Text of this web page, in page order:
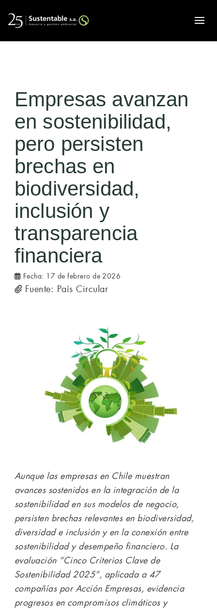
Empresas avanzan
en sostenibilidad,
pero persisten
brechas en
biodiversidad,
inclusión y
transparencia
financiera
Fecha: 17 de febrero de 2026
Fuente: País Circular
Aunque las empresas en Chile muestran
avances sostenidos en la integración de la
sostenibilidad en sus modelos de negocio,
persisten brechas relevantes en biodiversidad,
diversidad e inclusión y en la conexión entre
sostenibilidad y desempeño financiero. La
evaluación “Cinco Criterios Clave de
Sostenibilidad 2025”, aplicada a 47
compañías por Acción Empresas, evidencia
progresos en compromisos climáticos y